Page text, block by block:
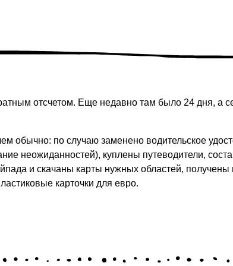
отсчетом. Еще недавно там было 24 дня, а
обычно: по случаю заменено водительское
неожиданностей), куплены путеводители,
и скачаны карты нужных областей,
карточки для евро.